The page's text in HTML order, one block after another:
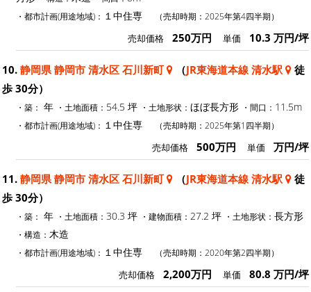
・都市計画(用途地域)： １中住専 （売却時期：2025年第4四半期）
売却価格 250万円 単価 10.3 万円/坪
10. 静岡県 静岡市 清水区 石川新町 （JR東海道本線 清水駅
徒
歩 30分）
・築： 年 ・土地面積： 54.5 坪 ・土地形状： ほぼ長方形 ・間口： 11.5m
・都市計画(用途地域)： １中住専 （売却時期：2025年第1四半期）
売却価格 500万円 単価 万円/坪
11. 静岡県 静岡市 清水区 石川新町 （JR東海道本線 清水駅
徒
歩 30分）
・築： 年 ・土地面積： 30.3 坪 ・建物面積： 27.2 坪 ・土地形状： 長方形
・構造： 木造
・都市計画(用途地域)： １中住専 （売却時期：2020年第2四半期）
売却価格 2,200万円 単価 80.8 万円/坪